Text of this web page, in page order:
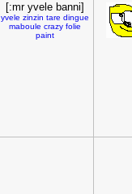
[:mr yvele banni]
yvele zinzin tare dingue
maboule crazy folie
paint